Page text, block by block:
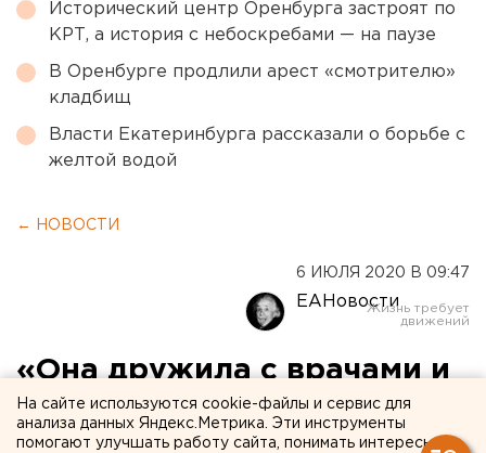
Исторический центр Оренбурга застроят по
КРТ, а история с небоскребами — на паузе
В Оренбурге продлили арест «смотрителю»
кладбищ
Власти Екатеринбурга рассказали о борьбе с
желтой водой
← НОВОСТИ
6 ИЮЛЯ 2020 В 09:47
ЕАНовости
«Она дружила с врачами и
как могла боролась за их
права»: медики
На сайте используются cookie-файлы и сервис для
анализа данных Яндекс.Метрика. Эти инструменты
помогают улучшать работу сайта, понимать интересы